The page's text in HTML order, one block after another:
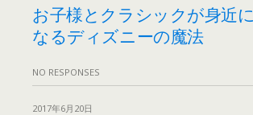
お子様とクラシックが身近に
なるディズニーの魔法
NO RESPONSES
2017年6月20日